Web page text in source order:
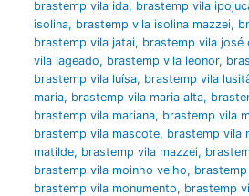
brastemp vila ida, brastemp vila
isolina, brastemp vila isolina mazzei,
brastemp vila jatai, brastemp vila josé
vila lageado, brastemp vila leonor,
brastemp vila luísa, brastemp vila
maria, brastemp vila maria alta,
brastemp vila mariana, brastemp vila
brastemp vila mascote, brastemp vila
matilde, brastemp vila mazzei,
brastemp vila moinho velho,
brastemp vila monumento, brastemp